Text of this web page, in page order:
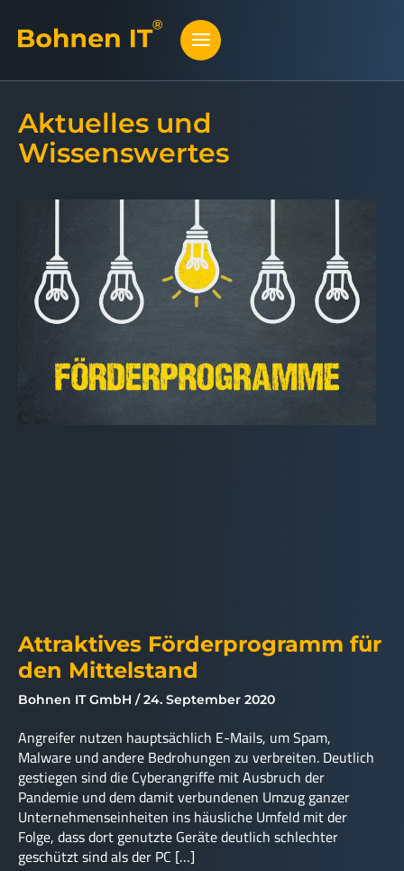
Aktuelles und
Wissenswertes
Attraktives Förderprogramm für
den Mittelstand
Bohnen IT GmbH 24. September 2020
Angreifer nutzen hauptsächlich E-Mails, um Spam,
Malware und andere Bedrohungen zu verbreiten. Deutlich
gestiegen sind die Cyberangriffe mit Ausbruch der
Pandemie und dem damit verbundenen Umzug ganzer
Unternehmenseinheiten ins häusliche Umfeld mit der
Folge, dass dort genutzte Geräte deutlich schlechter
geschützt sind als der PC […]